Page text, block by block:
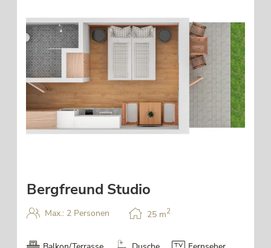
Bergfreund Studio
Max.: 2 Personen 25 m2